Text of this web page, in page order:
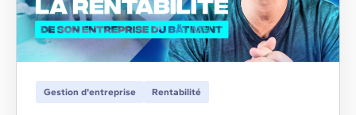
Gestion d'entreprise Rentabilité